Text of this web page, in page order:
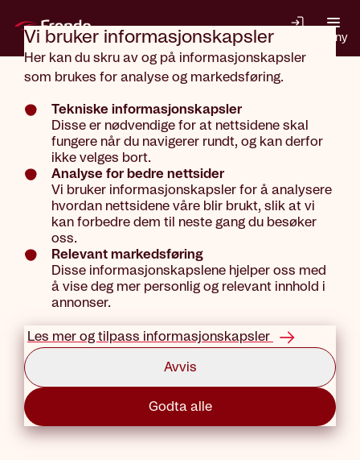
Vi bruker informasjons­kapsler
Her kan du skru av og på informasjonskapsler
som brukes for analyse og markedsføring.
Tekniske informasjonskapsler
Disse er nødvendige for at nettsidene skal
fungere når du navigerer rundt, og kan derfor
ikke velges bort.
Analyse for bedre nettsider
Vi bruker informasjonskapsler for å analysere
hvordan nettsidene våre blir brukt, slik at vi
kan forbedre dem til neste gang du besøker
oss.
Relevant markedsføring
Disse informasjonskapslene hjelper oss med
å vise deg mer personlig og relevant innhold i
annonser.
Les mer og tilpass informasjonskapsler
Avvis
Godta alle
Gå til hovedinnhold
Meny
Nettbutikk
hovedside
En feil har inntruffet
Sjekk din nettverksforbindelse og prøv
Forsikringer